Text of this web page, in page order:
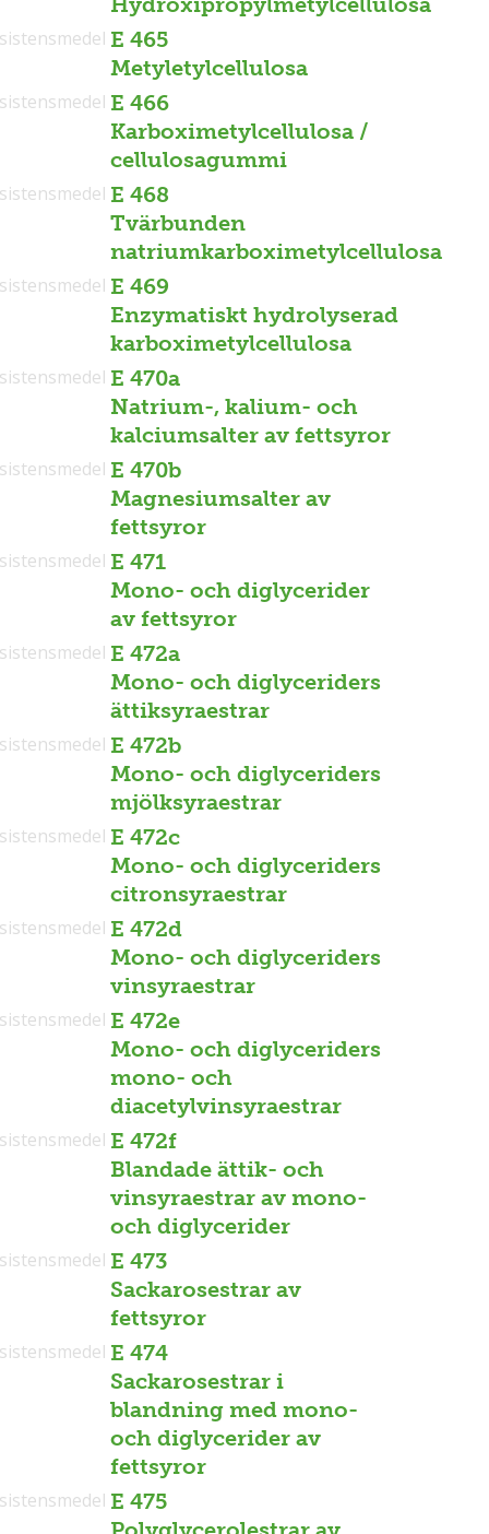
E 465
Metyletylcellulosa
E 466
Karboximetylcellulosa /
cellulosagummi
E 468
Tvärbunden
natriumkarboximetylcellulosa
E 469
Enzymatiskt hydrolyserad
karboximetylcellulosa
E 470a
Natrium-, kalium- och
kalciumsalter av fettsyror
E 470b
Magnesiumsalter av
fettsyror
E 471
Mono- och diglycerider
av fettsyror
E 472a
Mono- och diglyceriders
ättiksyraestrar
E 472b
Mono- och diglyceriders
mjölksyraestrar
E 472c
Mono- och diglyceriders
citronsyraestrar
E 472d
Mono- och diglyceriders
vinsyraestrar
E 472e
Mono- och diglyceriders
mono- och
diacetylvinsyraestrar
E 472f
Blandade ättik- och
vinsyraestrar av mono-
och diglycerider
E 473
Sackarosestrar av
fettsyror
E 474
Sackarosestrar i
blandning med mono-
och diglycerider av
fettsyror
E 475